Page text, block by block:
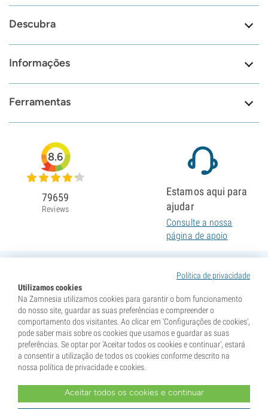
Descubra
Informações
Ferramentas
Política de privacidade
Utilizamos cookies
Na Zamnesia utilizamos cookies para garantir o bom funcionamento
do nosso site, guardar as suas preferências e compreender o
comportamento dos visitantes. Ao clicar em 'Configurações de cookies',
pode saber mais sobre os cookies que usamos e guardar as suas
preferências. Se optar por 'Aceitar todos os cookies e continuar', estará
a consentir a utilização de todos os cookies conforme descrito na
nossa política de privacidade e cookies.
Aceitar todos os cookies e continuar
8.6
79659
Reviews
Estamos aqui para
ajudar
Consulte a nossa
página de apoio
* As sementes são vendidas como itens de colecionismo. A germinação das sementes é ilegal em